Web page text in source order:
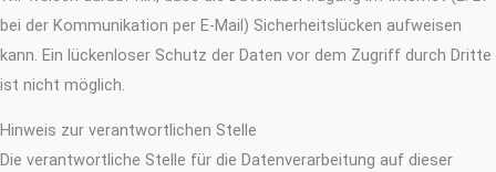
bei der Kommunikation per E-Mail) Sicherheitslücken aufweisen
kann. Ein lückenloser Schutz der Daten vor dem Zugriff durch Dritte
ist nicht möglich.
Hinweis zur verantwortlichen Stelle
Die verantwortliche Stelle für die Datenverarbeitung auf dieser